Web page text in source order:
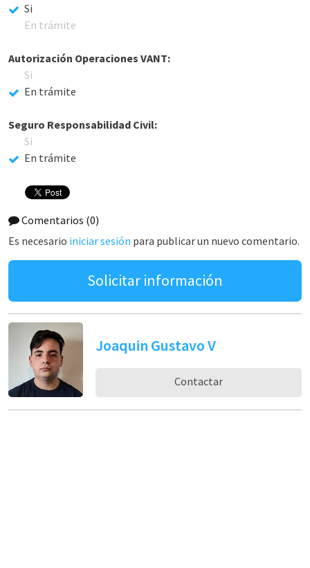
Si
En trámite
Autorización Operaciones VANT:
Si
En trámite
Seguro Responsabilidad Civil:
Si
En trámite
Comentarios (0)
Es necesario iniciar sesión para publicar un nuevo comentario.
Solicitar información
Joaquin Gustavo V
Contactar